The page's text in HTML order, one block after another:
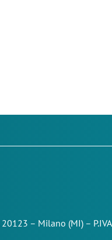
20123 – Milano (MI) –